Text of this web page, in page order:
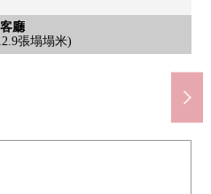
客廳
張塌塌米)
風景
的風景(東北眺望)
外觀
外觀
客廳
張塌塌米)
廚房
廚房
廚房
廚房
客廳
張塌塌米)
客廳
張塌塌米)
客廳
張塌塌米)
式房間
4.7張塌塌米)
洗臉
塌塌米)※壁面有壁櫥
洗臉
臉室
洗臉
洗台
廁所
廁所
共汽車
汽車
門口
走入式鞋櫃
門口
門口
大廳
大廳
入口
入口
有部分
梯間
入口
入口
入口
入口
入口
入口
外觀
外觀